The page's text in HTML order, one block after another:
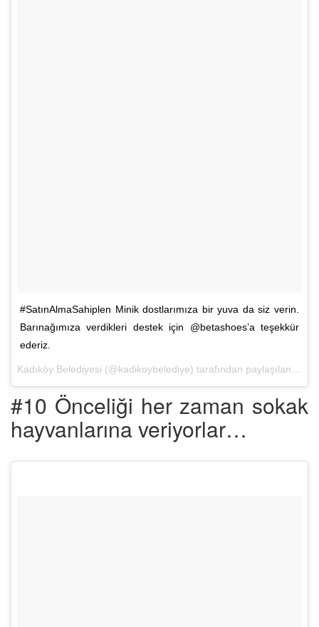
#SatınAlmaSahiplen Minik dostlarımıza bir yuva da siz verin.
Barınağımıza verdikleri destek için @betashoes’a teşekkür
ederiz.
Kadıköy Belediyesi (@kadikoybelediye) tarafından paylaşılan bir fotoğraf (
#10 Önceliği her zaman sokak
hayvanlarına veriyorlar…